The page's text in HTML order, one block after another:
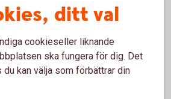
innehåll behöver du först
för Funktioner, prestanda
för cookies
ditt val
cookieseller liknande
ska fungera för dig. Det
kan välja som förbättrar din